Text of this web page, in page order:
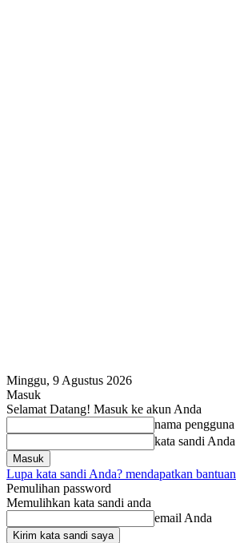
Minggu, 9 Agustus 2026
Masuk
Selamat Datang! Masuk ke akun Anda
nama pengguna
kata sandi Anda
Lupa kata sandi Anda? mendapatkan bantuan
Pemulihan password
Memulihkan kata sandi anda
email Anda